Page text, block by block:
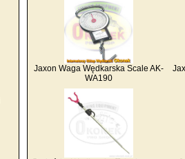
Jaxon Waga Wędkarska Scale AK-
WA190